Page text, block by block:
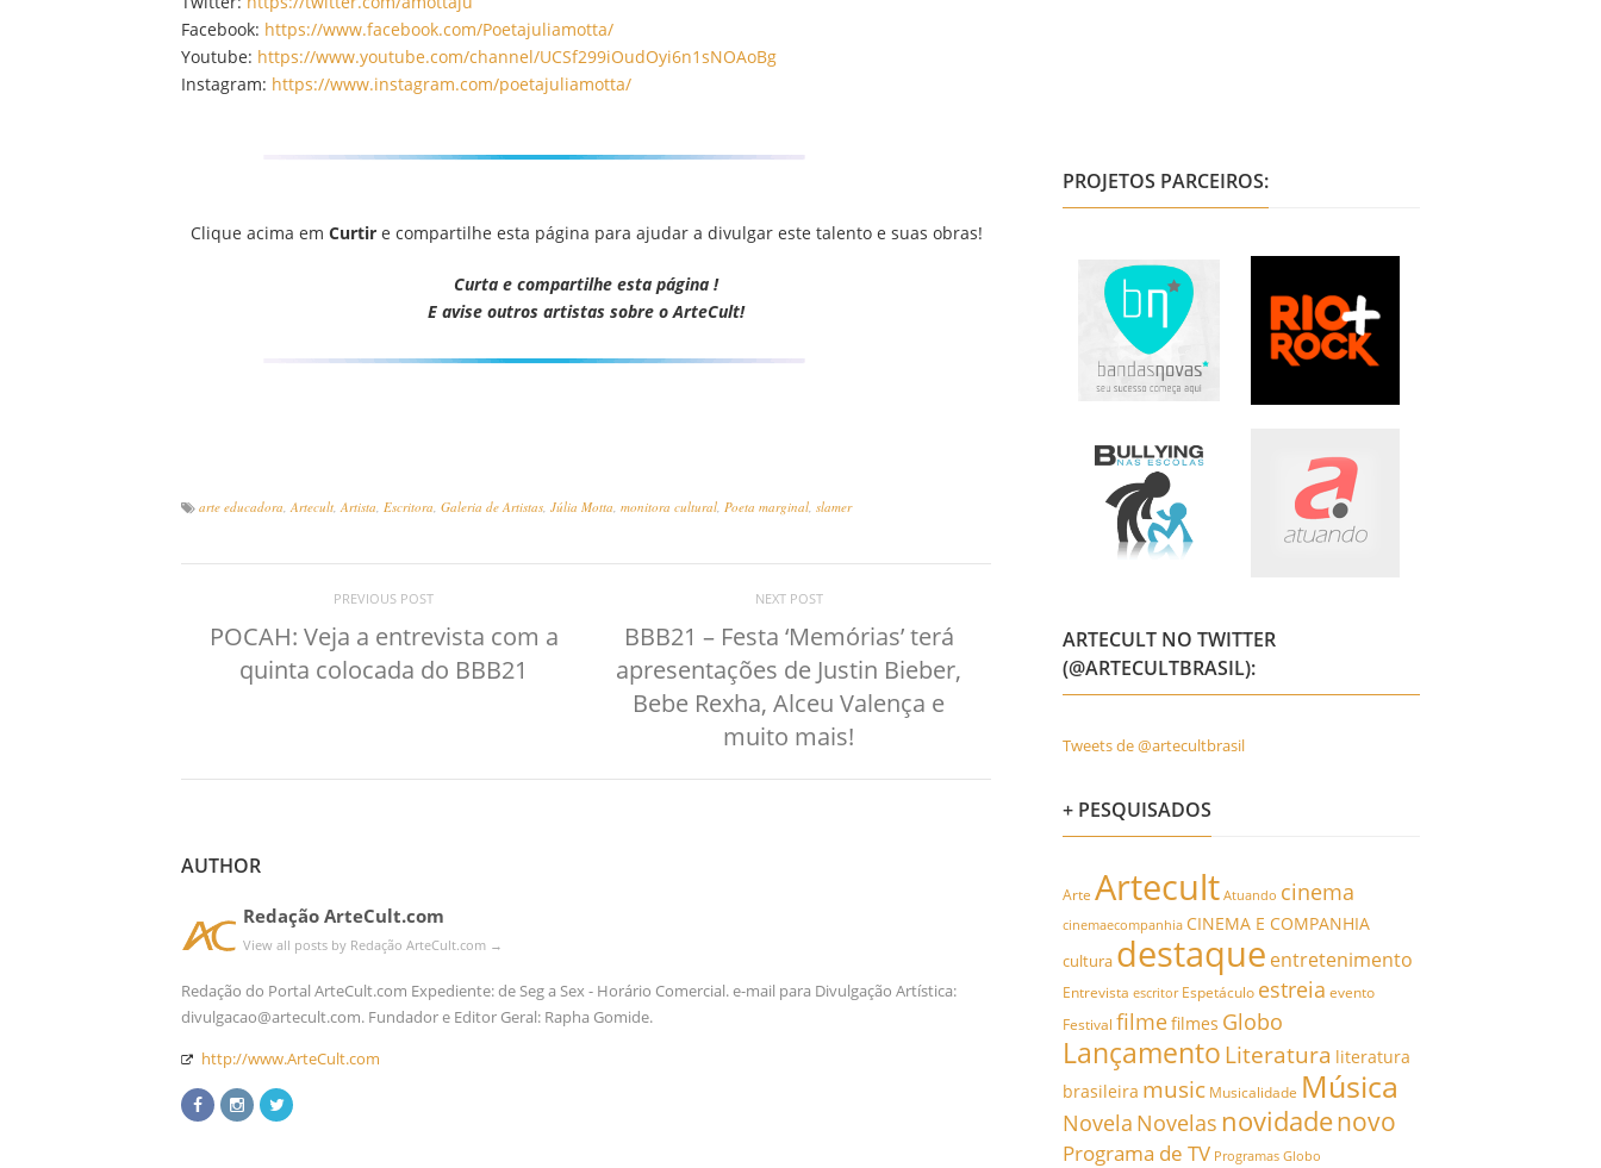
Facebook: https://www.facebook.com/Poetajuliamotta/
Youtube: https://www.youtube.com/channel/UCSf299iOudOyi6n1sNOAoBg
Instagram: https://www.instagram.com/poetajuliamotta/
Clique acima em Curtire compartilhe esta página para ajudar a divulgar este talento e suas obras!
Curta e compartilhe esta página !
E avise outros artistas sobre o ArteCult!
arte educadora,Artecult,Artista, Escritora, Galeria de Artistas, Júlia Motta, monitora cultural, Poeta marginal, slamer
PREVIOUS POST
POCAH: Veja a entrevista com a
quinta colocada do BBB21
NEXT POST
BBB21 – Festa ‘Memórias’ terá
apresentações de Justin Bieber,
Bebe Rexha, Alceu Valença e
muito mais!
AUTHOR
Redação ArteCult.com
View all posts by Redação ArteCult.com →
Redação do Portal ArteCult.com Expediente: de Seg a Sex - Horário Comercial. e-mail para Divulgação Artística:
divulgacao@artecult.com. Fundador e Editor Geral: Rapha Gomide.
http://www.ArteCult.com
PROJETOS PARCEIROS:
ARTECULT NO TWITTER
(@ARTECULTBRASIL):
Tweets de @artecultbrasil
+ PESQUISADOS
Arte Artecult Atuando cinema
cinemaecompanhia CINEMA E COMPANHIA
cultura destaque entretenimento
Entrevista escritor Espetáculo estreia evento
Festival filmefilmes Globo
Lançamento Literatura literatura
brasileira music Musicalidade Música
Novela Novelas novidadenovo
Programa de TV Programas Globo